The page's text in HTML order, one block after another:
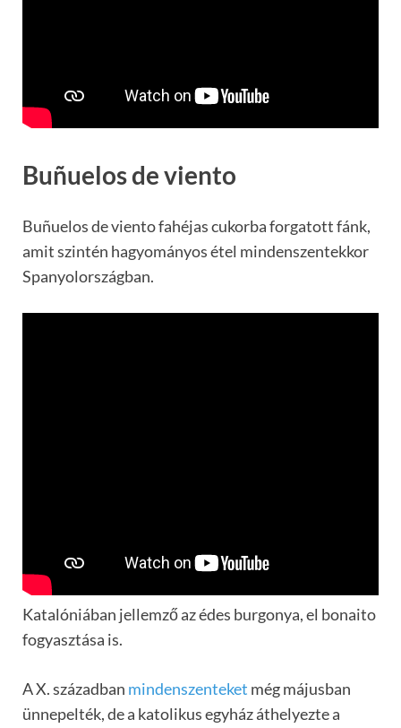
Buñuelos de viento
Buñuelos de viento fahéjas cukorba forgatott fánk,
amit szintén hagyományos étel mindenszentekkor
Spanyolországban.
Katalóniában jellemző az édes burgonya, el bonaito
fogyasztása is.
A X. században mindenszenteket még májusban
ünnepelték, de a katolikus egyház áthelyezte a